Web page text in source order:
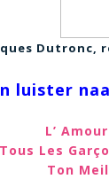
Dutronc,
luister
L’
Tous Les
Ton